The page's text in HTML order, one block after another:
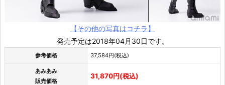
【その他の写真はコチラ】
発売予定は2018年04月30日です。
参考価格 37,584円(税込)
あみあみ
販売価格
31,870円(税込)